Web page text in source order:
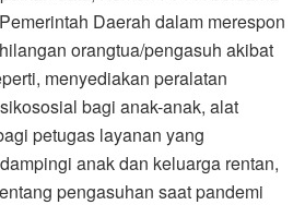
Daerah dalam merespon
orangtua/pengasuh akibat
menyediakan peralatan
bagi anak-anak, alat
petugas layanan yang
anak dan keluarga rentan,
pengasuhan saat pandemi